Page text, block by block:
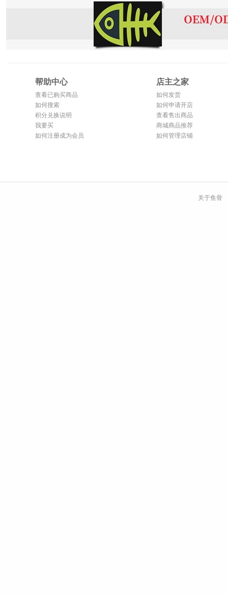
帮助中心
查看已购买商品
如何搜索
积分兑换说明
我要买
如何注册成为会员
店主之家
如何发货
如何申请开店
查看售出商品
商城商品推荐
如何管理店铺
关于鱼骨